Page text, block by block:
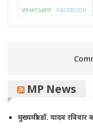
WHATSAPP
FACEBOOK
MP News
मुख्यमंत्री डॉ. यादव